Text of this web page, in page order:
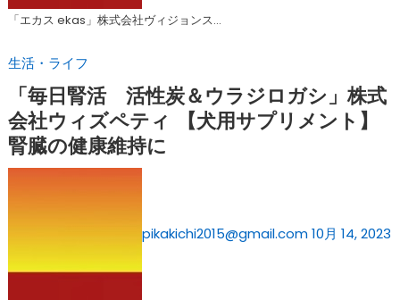
「エカス ekas」株式会社ヴィジョンス…
生活・ライフ
「毎日腎活 活性炭＆ウラジロガシ」株式
会社ウィズペティ 【犬用サプリメント】
腎臓の健康維持に
pikakichi2015@gmail.com10月 14, 2023